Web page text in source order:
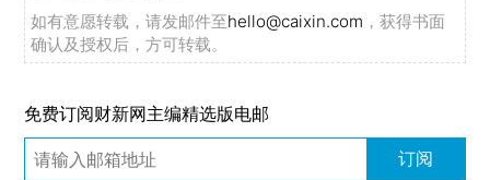
如有意愿转载，请发邮件至hello@caixin.com ，获得书面
确认及授权后，方可转载。
免费订阅财新网主编精选版电邮
订阅